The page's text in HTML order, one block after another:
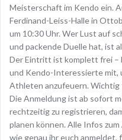
Meisterschaft im Kendo ein.
Ferdinand-Leiss-Halle in
um 10:30 Uhr. Wer Lust auf
und packende Duelle hat, ist
Der Eintritt ist komplett frei –
und Kendo-Interessierte mit,
Athleten anzufeuern. Wichtig
Die Anmeldung ist ab sofort
rechtzeitig zu registrieren,
planen können. Alle Infos
wie genau ihr euch